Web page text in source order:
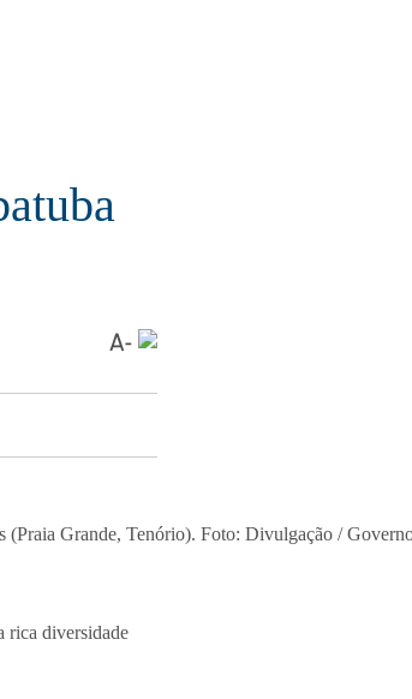
(Praia Grande, Tenório). Foto: Divulgação /
rica diversidade